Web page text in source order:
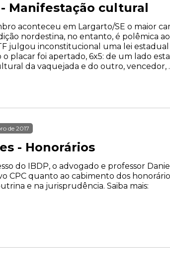
Manifestação cultural
aconteceu em Largarto/SE o maior
nordestina, no entanto, é polêmica
julgou inconstitucional uma lei
o placar foi apertado, 6x5: de um lado
da vaquejada e do outro, vencedor,
de 2017
- Honorários
do IBDP, o advogado e professor
CPC quanto ao cabimento dos
e na jurisprudência. Saiba mais: